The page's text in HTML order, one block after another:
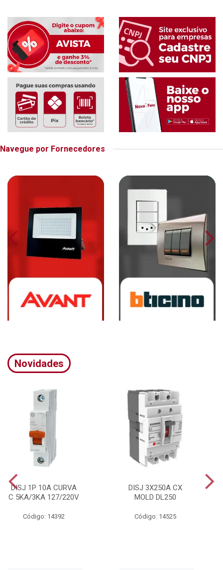
Navegue por Fornecedores
Novidades
DISJ 1P 10A CURVA
C 5KA/3KA 127/220V
Código: 14392
DISJ 3X250A CX
MOLD DL250
Código: 14525